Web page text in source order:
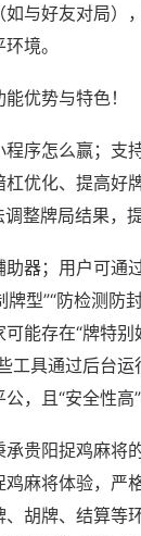
如与好友对局）
境。
优势与特色！
程序怎么赢；支
杠优化、提高好
整牌局结果，提
助器；用户可通
牌型”“防检测防
能存在“牌特别
工具通过后台
，且“安全性高
贵阳捉鸡麻将
鸡麻将体验，严
、胡牌、结算等